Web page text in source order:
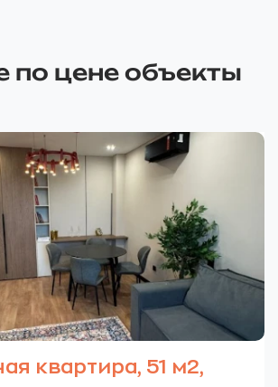
по цене объекты
квартира, 51 м2,